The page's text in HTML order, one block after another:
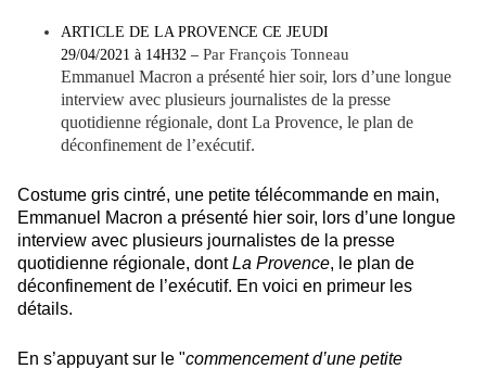
ARTICLE DE LA PROVENCE CE JEUDI
29/04/2021 à 14H32 – Par François Tonneau
Emmanuel Macron a présenté hier soir, lors d’une longue
interview avec plusieurs journalistes de la presse
quotidienne régionale, dont La Provence, le plan de
déconfinement de l’exécutif.
Costume gris cintré, une petite télécommande en main,
Emmanuel Macron a présenté hier soir, lors d’une longue
interview avec plusieurs journalistes de la presse
quotidienne régionale, dontLa Provence, le plan de
déconfinement de l’exécutif. En voici en primeur les
détails.
En s’appuyant sur le "commencement d’une petite